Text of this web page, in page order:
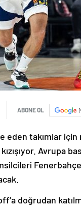
ABONE OL
eden takımlar
Avrupa
doğrudan